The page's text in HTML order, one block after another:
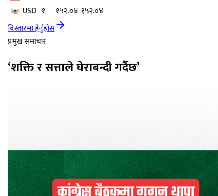
USD १ १५२.०४ १५२.०४
विस्तारमा हेर्नुहोस
प्रमुख समाचार
‘शक्ति र सत्ताले घेराबन्दी गर्दैछ’